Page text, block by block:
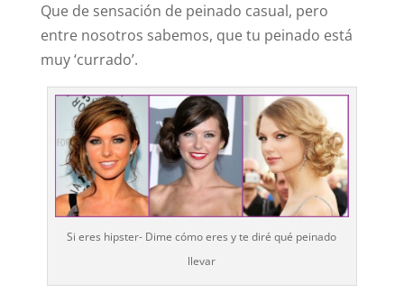
Que de sensación de peinado casual, pero
entre nosotros sabemos, que tu peinado está
muy ‘currado’.
Si eres hipster- Dime cómo eres y te diré qué peinado
llevar